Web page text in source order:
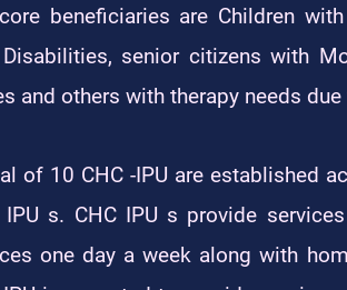
beneficiaries are Children
senior citizens with
and others with therapy needs
of 10 CHC -IPU are established
IPU s. CHC IPU s provide
one day a week along with